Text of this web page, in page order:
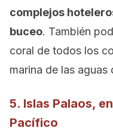
complejos
buceo. También
coral de todos los
marina de las aguas
5. Islas Palaos,
Pacífico